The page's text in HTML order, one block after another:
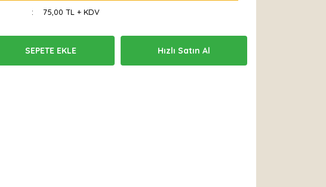
75,00 TL + KDV
SEPETE EKLE Hızlı Satın Al